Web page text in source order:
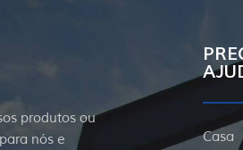
produtos ou
nós e
Casa